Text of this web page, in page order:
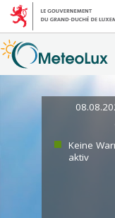
Keine
aktiv